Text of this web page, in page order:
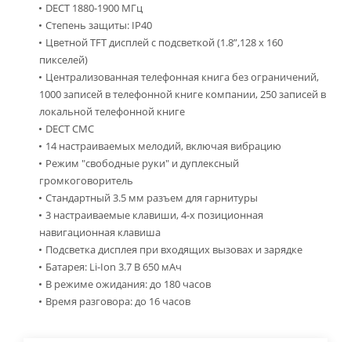
DECT 1880-1900 МГц
Степень защиты: IP40
Цветной TFT дисплей с подсветкой (1.8”,128 x 160
пикселей)
Централизованная телефонная книга без ограничений,
1000 записей в телефонной книге компании, 250 записей в
локальной телефонной книге
DECT СМС
14 настраиваемых мелодий, включая вибрацию
Режим "свободные руки" и дуплексный
громкоговоритель
Стандартный 3.5 мм разъем для гарнитуры
3 настраиваемые клавиши, 4-х позиционная
навигационная клавиша
Подсветка дисплея при входящих вызовах и зарядке
Батарея: Li-Ion 3.7 В 650 мАч
В режиме ожидания: до 180 часов
Время разговора: до 16 часов